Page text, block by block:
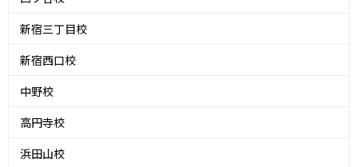
新宿三丁目校
新宿西口校
中野校
高円寺校
浜田山校